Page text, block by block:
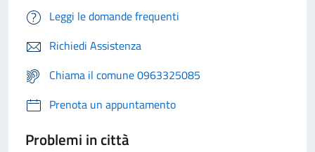
Leggi le domande frequenti
Richiedi Assistenza
Chiama il comune 0963325085
Prenota un appuntamento
Problemi in città